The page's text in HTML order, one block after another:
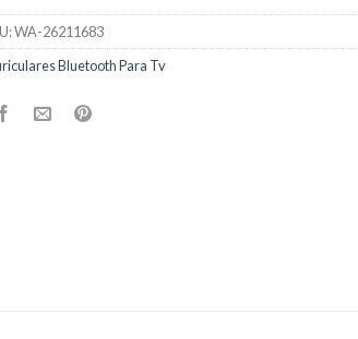
WA-26211683
Bluetooth Para Tv